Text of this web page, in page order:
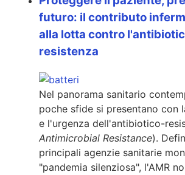
futuro: il contributo
alla lotta contro
resistenza
Nel panorama sanitario
poche sfide si presentano con
e l'urgenza dell'antibiotico-
Antimicrobial Resistance).
principali agenzie sanitarie
"pandemia silenziosa", l'AMR